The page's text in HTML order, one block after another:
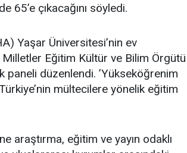
65’e çıkacağını söyledi.
Yaşar Üniversitesi’nin ev
Eğitim Kültür ve Bilim Örgütü
paneli düzenlendi. ’Yükseköğrenim
mültecilere yönelik eğitim
araştırma, eğitim ve yayın odaklı